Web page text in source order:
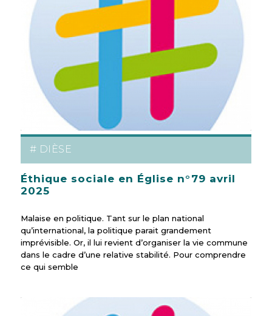
# DIÈSE
Éthique sociale en Église n°79 avril
2025
Malaise en politique. Tant sur le plan national
qu’international, la politique parait grandement
imprévisible. Or, il lui revient d’organiser la vie commune
dans le cadre d’une relative stabilité. Pour comprendre
ce qui semble